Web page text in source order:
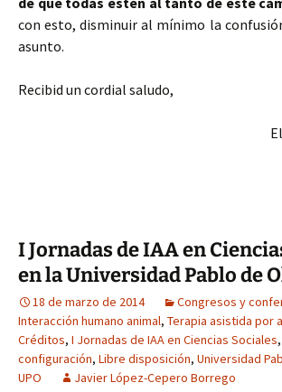
con esto, disminuir al mínimo la
asunto.
Recibid un cordial saludo,
I Jornadas de IAA en
en la Universidad Pablo de
18 de marzo de 2014 Congresos y
Interacción humano animal, Terapia asistida por
Créditos, I Jornadas de IAA en Ciencias Sociales,
configuración, Libre disposición, Universidad
UPO
Javier López-Cepero Borrego